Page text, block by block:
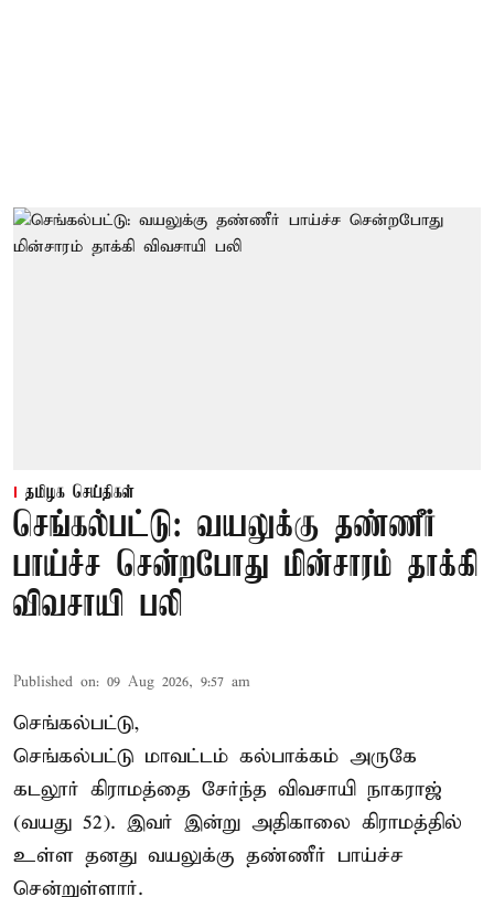
தமிழக செய்திகள்
செங்கல்பட்டு: வயலுக்கு தண்ணீர்
பாய்ச்ச சென்றபோது மின்சாரம் தாக்கி
விவசாயி பலி
Published on: 09 Aug 2026, 9:57 am
செங்கல்பட்டு,
செங்கல்பட்டு மாவட்டம் கல்பாக்கம் அருகே
கடலூர் கிராமத்தை சேர்ந்த விவசாயி நாகராஜ்
(வயது 52). இவர் இன்று அதிகாலை கிராமத்தில்
உள்ள தனது வயலுக்கு தண்ணீர் பாய்ச்ச
சென்றுள்ளார்.